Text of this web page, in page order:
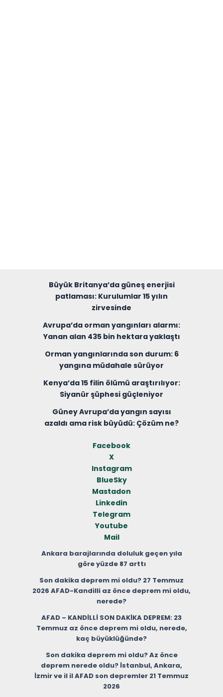
Büyük Britanya’da güneş enerjisi
patlaması: Kurulumlar 15 yılın
zirvesinde
Avrupa’da orman yangınları alarmı:
Yanan alan 435 bin hektara yaklaştı
Orman yangınlarında son durum: 6
yangına müdahale sürüyor
Kenya’da 15 filin ölümü araştırılıyor:
Siyanür şüphesi güçleniyor
Güney Avrupa’da yangın sayısı
azaldı ama risk büyüdü: Çözüm ne?
Facebook
X
Instagram
BlueSky
Mastadon
Linkedin
Telegram
Youtube
Mail
Ankara barajlarında doluluk geçen yıla
göre yüzde 87 arttı
Son dakika deprem mi oldu? 27 Temmuz
2026 AFAD-Kandilli az önce deprem mi oldu,
nerede?
AFAD – KANDİLLİ SON DAKİKA DEPREM: 23
Temmuz az önce deprem mi oldu, nerede,
kaç büyüklüğünde?
Son dakika deprem mi oldu? Az önce
deprem nerede oldu? İstanbul, Ankara,
İzmir ve il il AFAD son depremler 21 Temmuz
2026